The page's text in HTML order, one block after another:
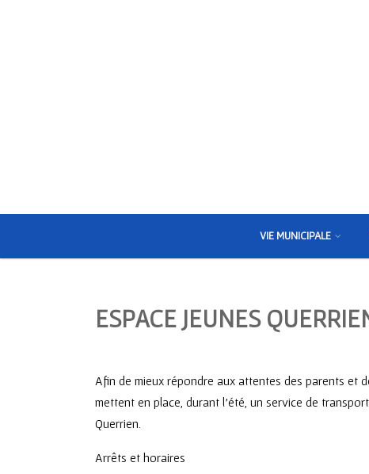
VIE MUNICIPALE
ESPACE JEUNES
Afin de mieux répondre aux attentes des parents et
mettent en place, durant l’été, un service de
Querrien.
Arrêts et horaires